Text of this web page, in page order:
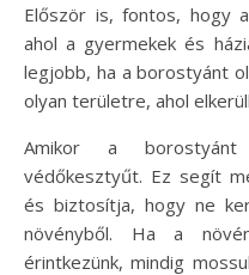
Először is, fontos, hogy
ahol a gyermekek és
legjobb, ha a borostyánt
olyan területre, ahol
Amikor a borostyánt
védőkesztyűt. Ez segít
és biztosítja, hogy ne
növényből. Ha a
érintkezünk, mindig